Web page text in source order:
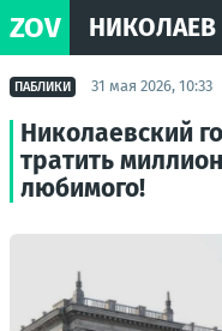
ZOV НИКОЛАЕВ
ПАБЛИКИ 31 мая 2026, 10:33
Николаевский
тратить
любимого!